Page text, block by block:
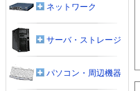
ネットワーク
サーバ・ストレージ
パソコン・周辺機器